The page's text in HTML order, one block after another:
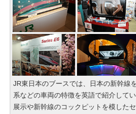
JR東日本のブースでは、日本の新幹線
系などの車両の特徴を英語で紹介して
展示や新幹線のコックピットを模した